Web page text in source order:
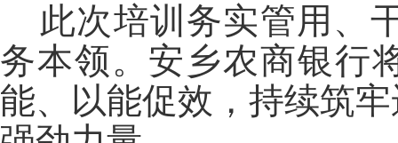
此次培训务实管用、
务本领。安乡农商银行
能、以能促效，持续筑